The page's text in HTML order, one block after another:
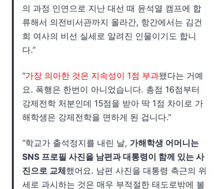
의 과정 인연으로 지난 대선 때 윤석열 캠프에 합
류해서 의전비서관까지 올라간, 항간에서는 김건
희 여사의 비선 실세로 알려진 인물이기도 합니
다.”
“가장 의아한 것은 지속성이 1점 부과됐다는 거예
요. 폭행은 한번이 아니었습니다. 총점 16점부터
강제전학 처분인데 15점을 받아 딱 1점 차이로 가
해학생은 강제전학을 면하게 된 겁니다.”
“학교가 출석정지를 내린 날, 가해학생 어머니는
SNS 프로필 사진을 남편과 대통령이 함께 있는 사
진으로 교체 했어요. 남편 사진을 대통령 측근의 위
세로 과시하는 것은 매우 부적절한 태도로밖에 볼